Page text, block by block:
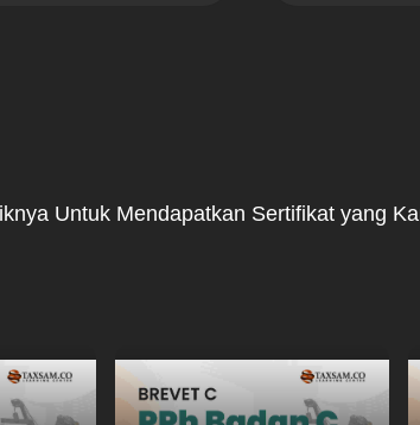
Untuk Mendapatkan Sertifikat yang